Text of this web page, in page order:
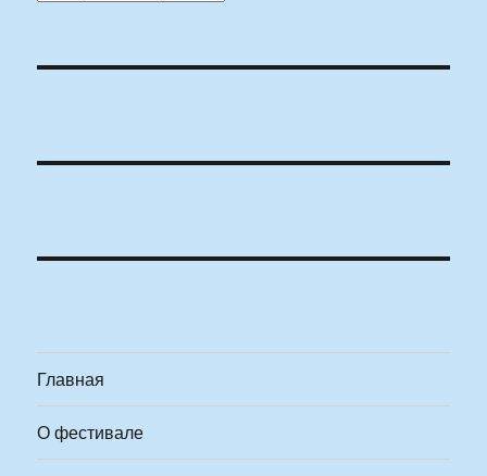
Главная
О фестивале